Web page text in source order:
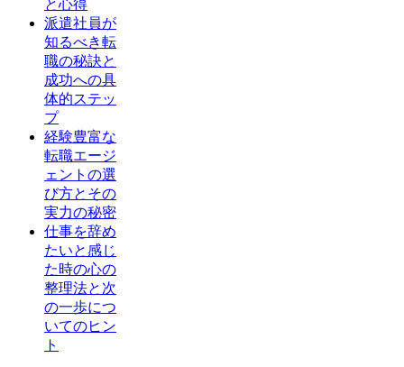
と心得
派遣社員が
知るべき転
職の秘訣と
成功への具
体的ステッ
プ
経験豊富な
転職エージ
ェントの選
び方とその
実力の秘密
仕事を辞め
たいと感じ
た時の心の
整理法と次
の一歩につ
いてのヒン
ト